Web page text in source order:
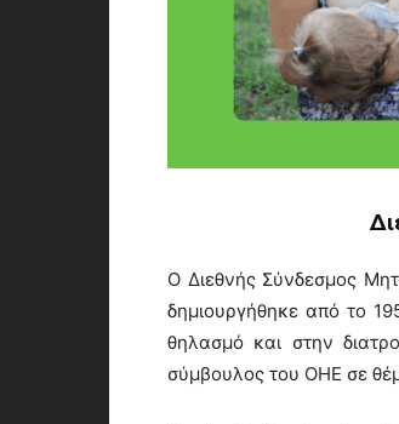
Ο Διεθνής Σύνδεσμος
δημιουργήθηκε από το
θηλασμό και στην
σύμβουλος του ΟΗΕ σε